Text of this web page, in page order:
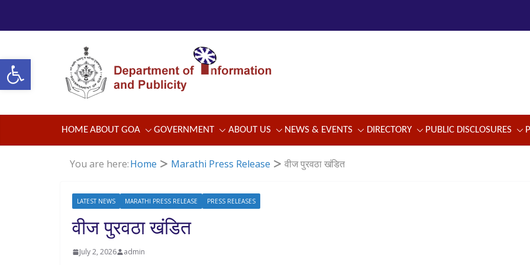
Open toolbar
HOMEABOUT GOA GOVERNMENT ABOUT US NEWS & EVENTS DIRECTORY PUBLIC DISCLOSURES
You are here:Home Marathi Press Release वीज पुरवठा खंडित
LATEST NEWS MARATHI PRESS RELEASE PRESS RELEASES
वीज पुरवठा खंडित
July 2, 2026 admin